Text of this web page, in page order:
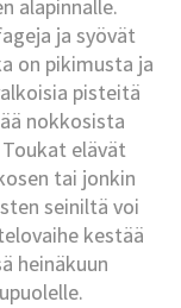
alapinnalle.
ja syövät
on pikimusta ja
pisteitä
nokkosista
elävät
tai jonkin
seiniltä voi
kestää
heinäkuun